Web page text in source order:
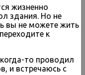
жизненно
здания. Но не
вы не можете жить
к
то проводил
и встречаюсь с